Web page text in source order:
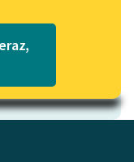
w formacie PDF